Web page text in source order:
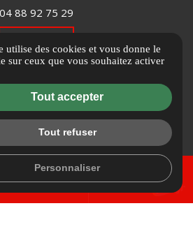
mail
04 88 92 75 29
ITINÉRAIRE
complémentaires
de confidentialité
Flux RSS
des cookies
utilise des cookies et vous donne le
sur ceux que vous souhaitez activer
Tout accepter
Tout refuser
Personnaliser